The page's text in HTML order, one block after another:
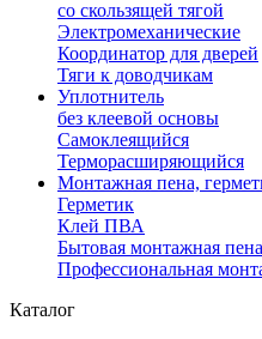
со скользящей тягой
Электромеханические
Координатор для дверей
Тяги к доводчикам
Уплотнитель
без клеевой основы
Самоклеящийся
Терморасширяющийся
Монтажная пена,
Герметик
Клей ПВА
Бытовая монтажная пена
Профессиональная
Каталог